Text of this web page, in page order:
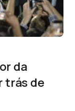
da
trás de